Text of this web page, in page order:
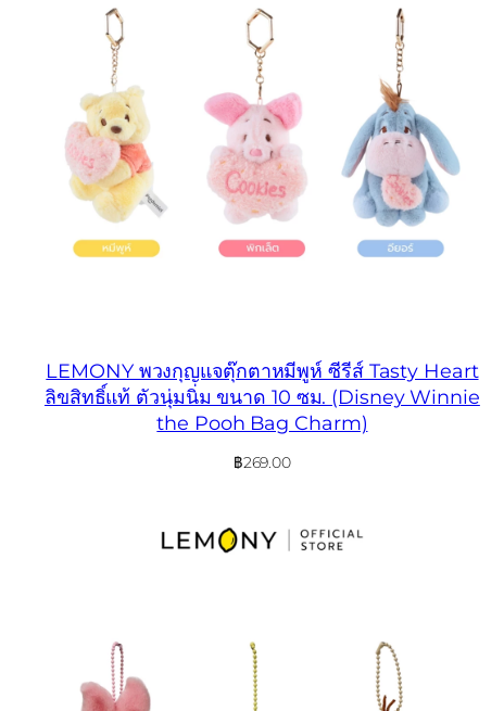
LEMONY พวงกุญแจตุ๊กตาหมีพูห์ ซีรีส์ Tasty Heart
ลิขสิทธิ์แท้ ตัวนุ่มนิ่ม ขนาด 10 ซม. (Disney Winnie
the Pooh Bag Charm)
฿269.00